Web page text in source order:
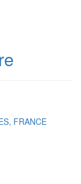
FRANCE